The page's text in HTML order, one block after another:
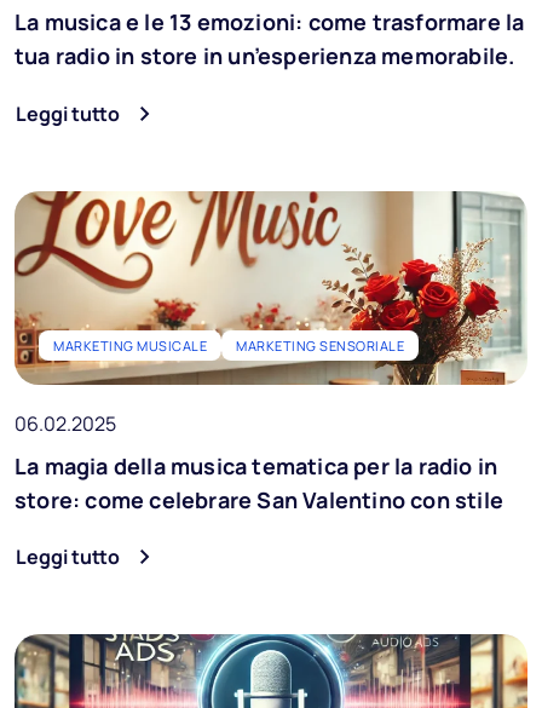
La musica e le 13 emozioni: come trasformare la
tua radio in store in un’esperienza memorabile.
Leggi tutto
MARKETING MUSICALE MARKETING SENSORIALE
06.02.2025
La magia della musica tematica per la radio in
store: come celebrare San Valentino con stile
Leggi tutto